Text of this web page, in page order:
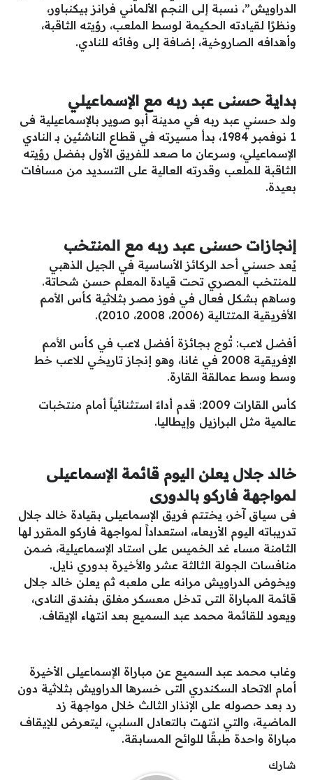
الدراويش”، نسبة إلى النجم الألماني فرانز بيكنباور،
ونظرًا لقيادته الحكيمة لوسط الملعب، رؤيته الثاقبة،
وأهدافه الصاروخية، إضافة إلى وفائه للنادي.
بداية حسنى عبد ربه مع الإسماعيلي
ولد حسني عبد ربه في مدينة أبو صوير بالإسماعيلية فى
1 نوفمبر 1984، بدأ مسيرته في قطاع الناشئين بـ النادي
الإسماعيلي، وسرعان ما صعد للفريق الأول بفضل رؤيته
الثاقبة للملعب وقدرته العالية على التسديد من مسافات
بعيدة.
إنجازات حسنى عبد ربه مع المنتخب
يُعد حسني أحد الركائز الأساسية في الجيل الذهبي
للمنتخب المصري تحت قيادة المعلم حسن شحاتة.
وساهم بشكل فعال في فوز مصر بثلاثية كأس الأمم
الأفريقية المتتالية (2006، 2008، 2010).
أفضل لاعب: تُوج بجائزة أفضل لاعب في كأس الأمم
الإفريقية 2008 في غانا، وهو إنجاز تاريخي للاعب خط
وسط وسط عمالقة القارة.
كأس القارات 2009: قدم أداءً استثنائياً أمام منتخبات
عالمية مثل البرازيل وإيطاليا.
خالد جلال يعلن اليوم قائمة الإسماعيلى
لمواجهة فاركو بالدورى
فى سياق آخر، يختتم فريق الإسماعيلى بقيادة خالد جلال
تدريباته اليوم الأربعاء، استعداداً لمواجهة فاركو المقرر لها
الثامنة مساء غد الخميس على استاد الإسماعيلية، ضمن
منافسات الجولة الثالثة عشر والأخيرة بدوري نايل.
ويخوض الدراويش مرانه على ملعبه ثم يعلن خالد جلال
قائمة المباراة التى تدخل معسكر مغلق بفندق النادى،
ويعود للقائمة محمد عبد السميع بعد انتهاء الإيقاف.
وغاب محمد عبد السميع عن مباراة الإسماعيلى الأخيرة
أمام الاتحاد السكندري التى خسرها الدراويش بثلاثية دون
رد بعد حصوله على الإنذار الثالث خلال مواجهة زد
الماضية، والتي انتهت بالتعادل السلبي، ليتعرض للإيقاف
مباراة واحدة طبقًا للوائح المسابقة.
شارك